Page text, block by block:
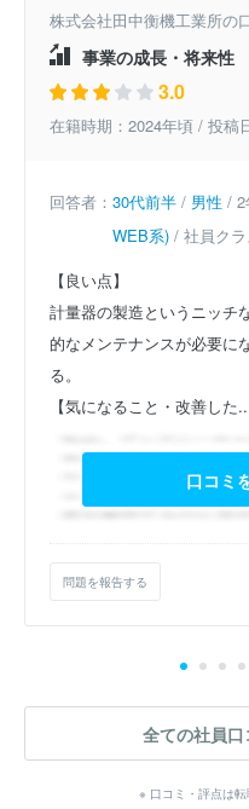
株式会社田中衡機工業所の
事業の成長・将来性
3.0
在籍時期：2024年頃 / 投稿
回答者： 30代前半 / 男性 /
WEB系) / 社員ク
【良い点】
計量器の製造というニッチ
的なメンテナンスが必要に
る。
【気になること・改善した
口コミ
問題を報告する
全ての社員
※ 口コミ・評点は転